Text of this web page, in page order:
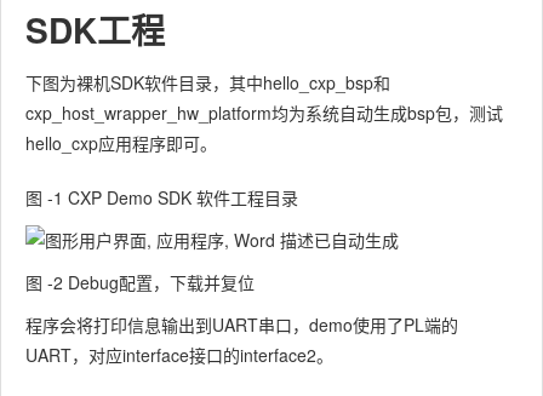
SDK工程
下图为裸机SDK软件目录，其中hello_cxp_bsp和
cxp_host_wrapper_hw_platform均为系统自动生成bsp包，测试
hello_cxp应用程序即可。
图 ‑1 CXP Demo SDK 软件工程目录
图 ‑2 Debug配置，下载并复位
程序会将打印信息输出到UART串口，demo使用了PL端的
UART，对应interface接口的interface2。